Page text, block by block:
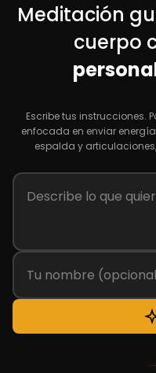
Meditación
cuerpo
Escribe tus instrucciones.
enfocada en enviar
espalda y